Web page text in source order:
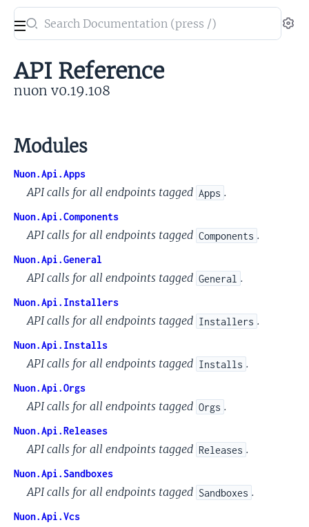
Search
documentation
nuon
API Reference
nuon v0.19.108
Modules
Nuon.Api.Apps
API calls for all endpoints tagged Apps .
Nuon.Api.Components
API calls for all endpoints tagged Components .
Nuon.Api.General
API calls for all endpoints tagged General .
Nuon.Api.Installers
API calls for all endpoints tagged Installers .
Nuon.Api.Installs
API calls for all endpoints tagged Installs .
Nuon.Api.Orgs
API calls for all endpoints tagged Orgs .
Nuon.Api.Releases
API calls for all endpoints tagged Releases .
Nuon.Api.Sandboxes
API calls for all endpoints tagged Sandboxes .
Nuon.Api.Vcs